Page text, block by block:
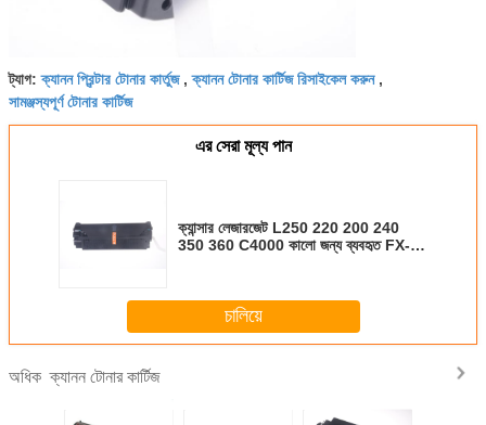
ট্যাগ:ক্যানন প্রিন্টার টোনার কার্তুজ,ক্যানন টোনার কার্টিজ রিসাইকেল করুন,
সামঞ্জস্যপূর্ণ টোনার কার্টিজ
এর সেরা মূল্য পান
ক্যান্সার লেজারজেট L250 220 200 240
350 360 C4000 কালো জন্য ব্যবহৃত FX-3
চালিয়ে
অধিকক্যানন টোনার কার্টিজ